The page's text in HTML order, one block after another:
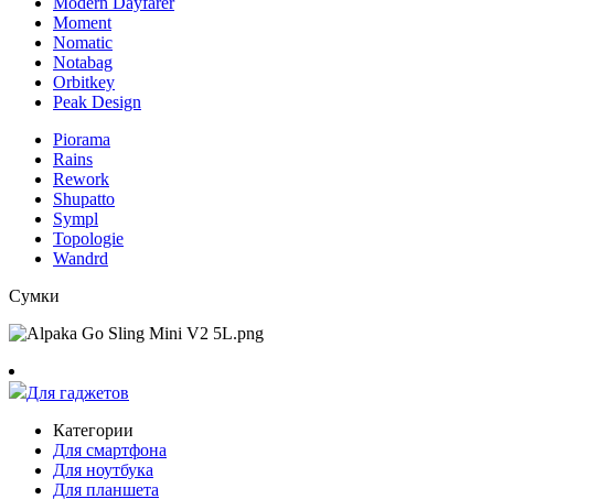
Moment
Nomatic
Notabag
Orbitkey
Peak Design
Piorama
Rains
Rework
Shupatto
Sympl
Topologie
Wandrd
Сумки
Для гаджетов
Категории
Для смартфона
Для ноутбука
Для планшета